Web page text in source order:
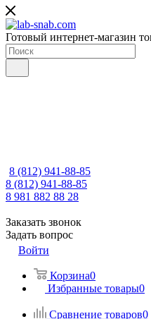
Готовый интернет-магазин
8 (812) 941-88-85
8 (812) 941-88-85
8 981 882 88 28
Заказать звонок
Задать вопрос
Войти
Корзина0
Избранные товары0
Сравнение товаров0